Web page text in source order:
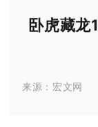
卧虎藏龙
来源： 宏文网